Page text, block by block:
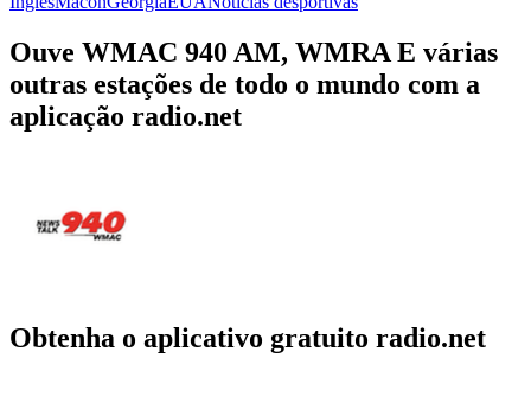
Ouve WMAC 940 AM, WMRA E várias
outras estações de todo o mundo com a
aplicação radio.net
Obtenha o aplicativo gratuito radio.net